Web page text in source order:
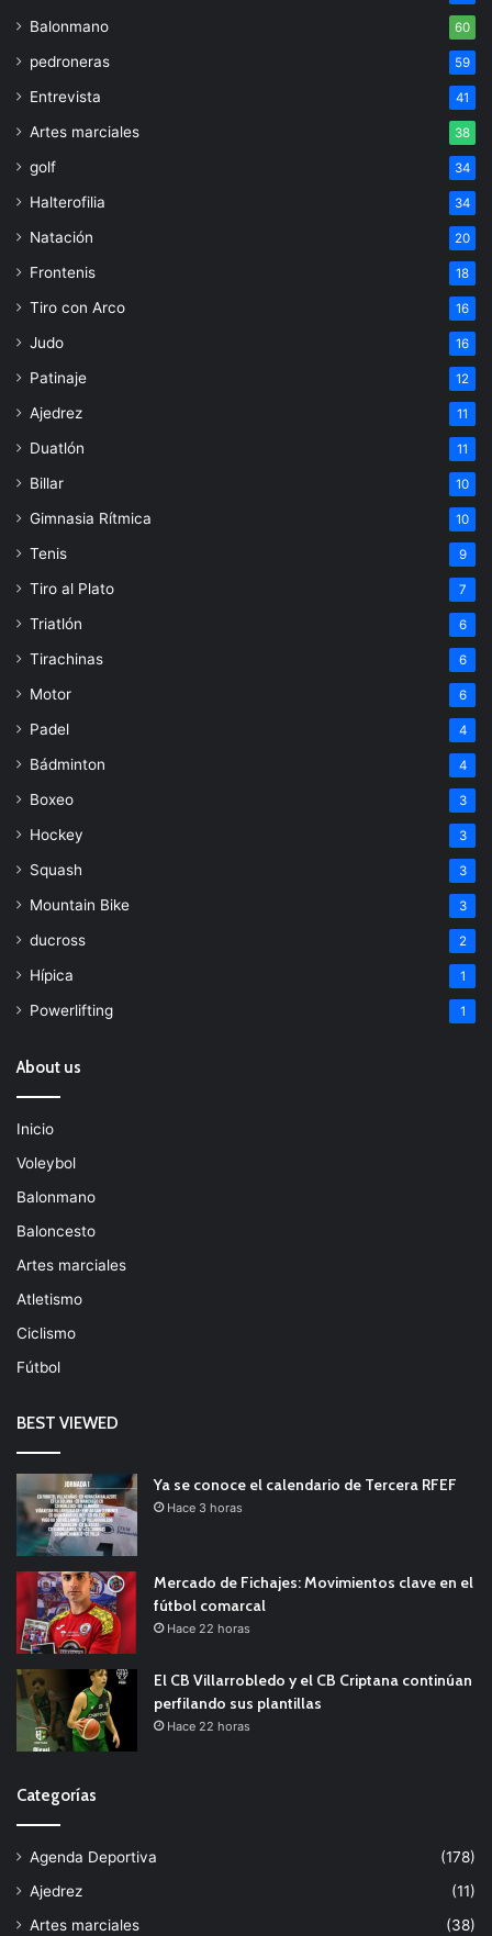
Balonmano 60
pedroneras 59
Entrevista 41
Artes marciales 38
golf 34
Halterofilia 34
Natación 20
Frontenis 18
Tiro con Arco 16
Judo 16
Patinaje 12
Ajedrez 11
Duatlón 11
Billar 10
Gimnasia Rítmica 10
Tenis 9
Tiro al Plato 7
Triatlón 6
Tirachinas 6
Motor 6
Padel 4
Bádminton 4
Boxeo 3
Hockey 3
Squash 3
Mountain Bike 3
ducross 2
Hípica 1
Powerlifting 1
About us
Inicio
Voleybol
Balonmano
Baloncesto
Artes marciales
Atletismo
Ciclismo
Fútbol
BEST VIEWED
Ya se conoce el calendario de Tercera RFEF
Hace 3 horas
Mercado de Fichajes: Movimientos clave en el
fútbol comarcal
Hace 22 horas
El CB Villarrobledo y el CB Criptana continúan
perfilando sus plantillas
Hace 22 horas
Categorías
Agenda Deportiva
(178)
Ajedrez
(11)
Artes marciales
(38)